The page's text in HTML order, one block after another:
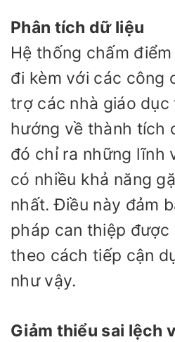
Phân tích dữ liệu
Hệ thống chấm
đi kèm với các công
trợ các nhà giáo dục
hướng về thành tích
đó chỉ ra những lĩnh
có nhiều khả năng
nhất. Điều này đảm
pháp can thiệp được
theo cách tiếp cận
như vậy.
Giảm thiểu sai lệch